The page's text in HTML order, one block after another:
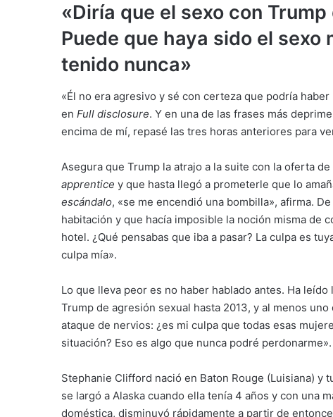
«Diría que el sexo con
Puede que haya sido el
tenido nunca»
«Él no era agresivo y sé con certeza que podría
en Full disclosure. Y en una de las frases más
encima de mí, repasé las tres horas anteriores para
Asegura que Trump la atrajo a la suite con la oferta
apprentice y que hasta llegó a prometerle que lo
escándalo, «se me encendió una bombilla», afirma.
habitación y que hacía imposible la noción misma de
hotel. ¿Qué pensabas que iba a pasar? La culpa es
culpa mía».
Lo que lleva peor es no haber hablado antes. Ha
Trump de agresión sexual hasta 2013, y al menos
ataque de nervios: ¿es mi culpa que todas esas
situación? Eso es algo que nunca podré perdonarme».
Stephanie Clifford nació en Baton Rouge (Luisiana)
se largó a Alaska cuando ella tenía 4 años y con una
doméstica, disminuyó rápidamente a partir de